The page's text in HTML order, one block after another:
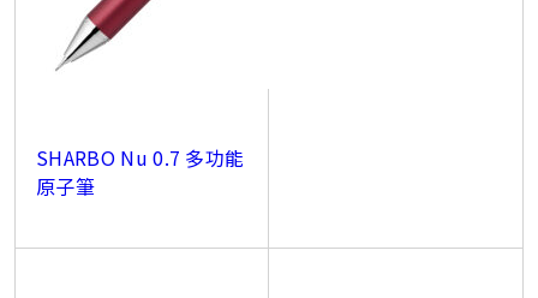
SHARBO Nu 0.7 多功能
原子筆